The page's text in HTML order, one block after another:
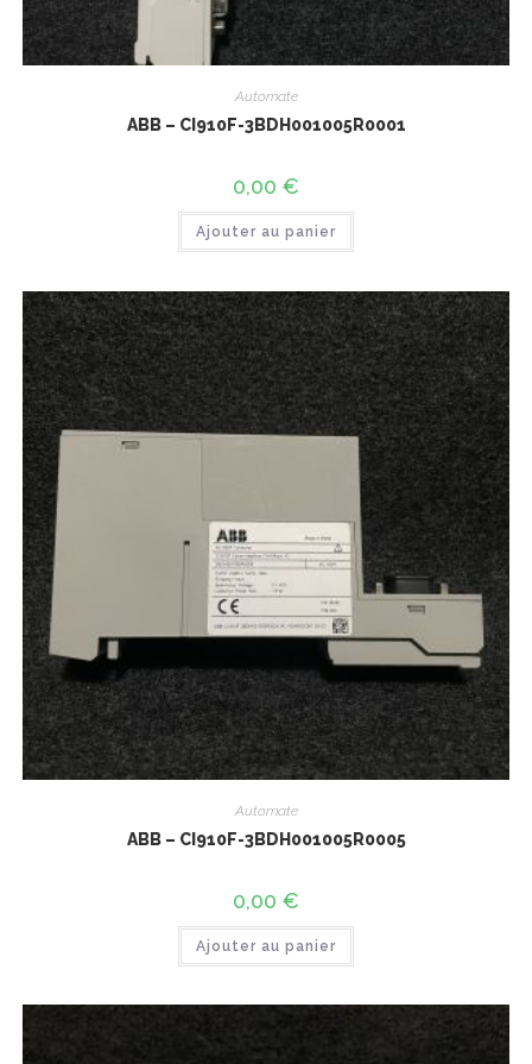
Automate
ABB – CI910F-3BDH001005R0001
0,00 €
Ajouter au panier
Automate
ABB – CI910F-3BDH001005R0005
0,00 €
Ajouter au panier